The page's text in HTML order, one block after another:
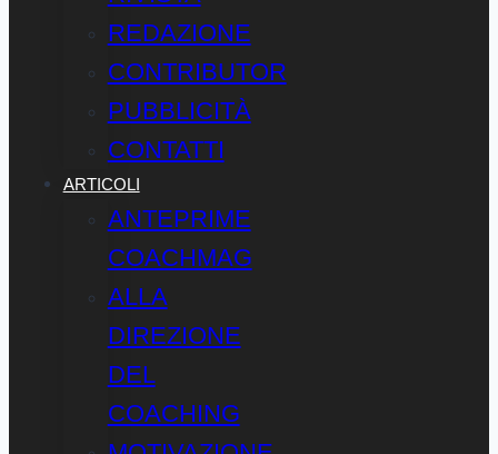
REDAZIONE
CONTRIBUTOR
PUBBLICITÀ
CONTATTI
ARTICOLI
ANTEPRIME
COACHMAG
ALLA
DIREZIONE
DEL
COACHING